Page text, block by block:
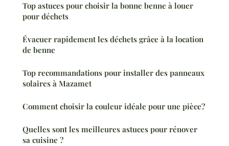
Top astuces pour choisir la bonne benne à louer
pour déchets
Évacuer rapidement les déchets grâce à la location
de benne
Top recommandations pour installer des panneaux
solaires à Mazamet
Comment choisir la couleur idéale pour une pièce?
Quelles sont les meilleures astuces pour rénover
sa cuisine ?